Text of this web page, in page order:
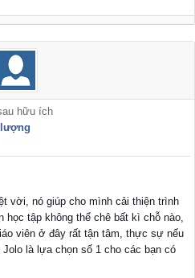
hữu ích
vời, nó giúp cho mình cải thiện trình
học tập không thể chê bất kì chỗ nào,
viên ở đây rất tận tâm, thực sự nếu
là lựa chọn số 1 cho các bạn có